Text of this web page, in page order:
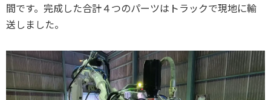
間です。完成した合計４つのパーツはトラックで現地に輸
送しました。